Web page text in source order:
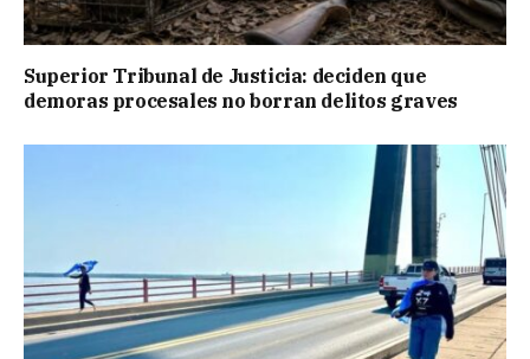
Superior Tribunal de Justicia: deciden que
demoras procesales no borran delitos graves